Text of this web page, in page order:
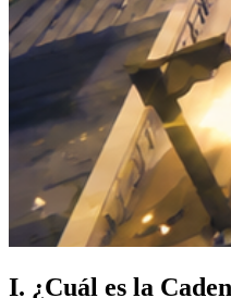
I. ¿Cuál es la